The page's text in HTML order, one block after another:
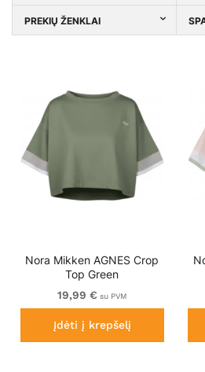
PREKIŲ ŽENKLAI
Nora Mikken AGNES Crop
Top Green
19,99 € su PVM
Įdėti į krepšelį